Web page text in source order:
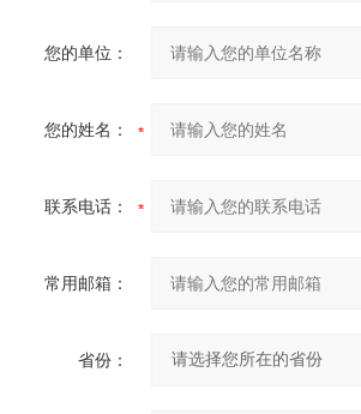
您的单位：
您的姓名：
联系电话：
常用邮箱：
省份：